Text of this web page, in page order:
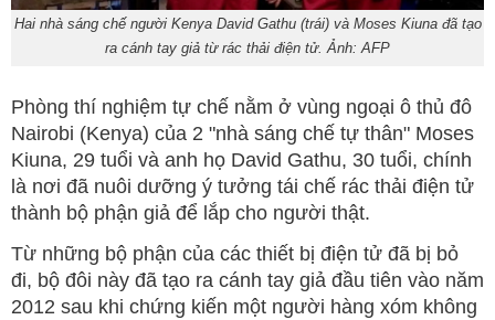
Hai nhà sáng chế người Kenya David Gathu (trái) và Moses Kiuna đã tạo
ra cánh tay giả từ rác thải điện tử. Ảnh: AFP
Phòng thí nghiệm tự chế nằm ở vùng ngoại ô thủ đô
Nairobi (Kenya) của 2 "nhà sáng chế tự thân" Moses
Kiuna, 29 tuổi và anh họ David Gathu, 30 tuổi, chính
là nơi đã nuôi dưỡng ý tưởng tái chế rác thải điện tử
thành bộ phận giả để lắp cho người thật.
Từ những bộ phận của các thiết bị điện tử đã bị bỏ
đi, bộ đôi này đã tạo ra cánh tay giả đầu tiên vào năm
2012 sau khi chứng kiến một người hàng xóm không